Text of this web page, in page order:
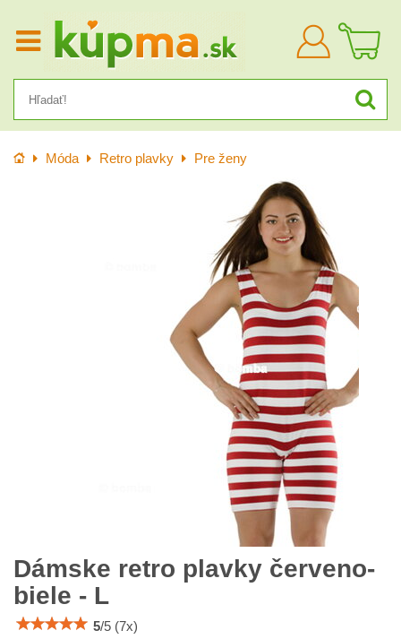
Prihlásiť
sa
Úvod Móda Retro plavky Pre ženy
Dámske retro plavky červeno-
biele - L
5/5 (7x)